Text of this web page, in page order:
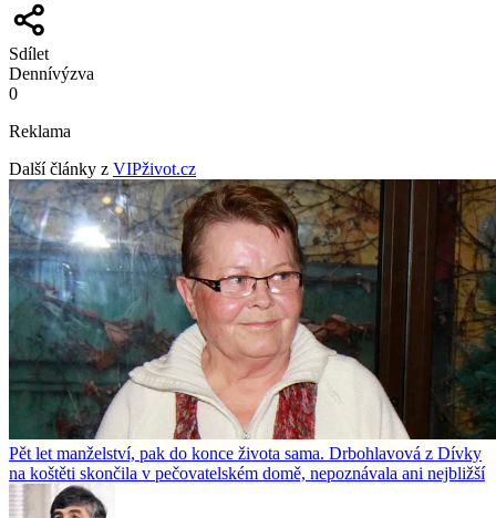
Sdílet
Dennívýzva
0
Reklama
Další články z VIPživot.cz
Pět let manželství, pak do konce života sama. Drbohlavová z Dívky
na koštěti skončila v pečovatelském domě, nepoznávala ani nejbližší